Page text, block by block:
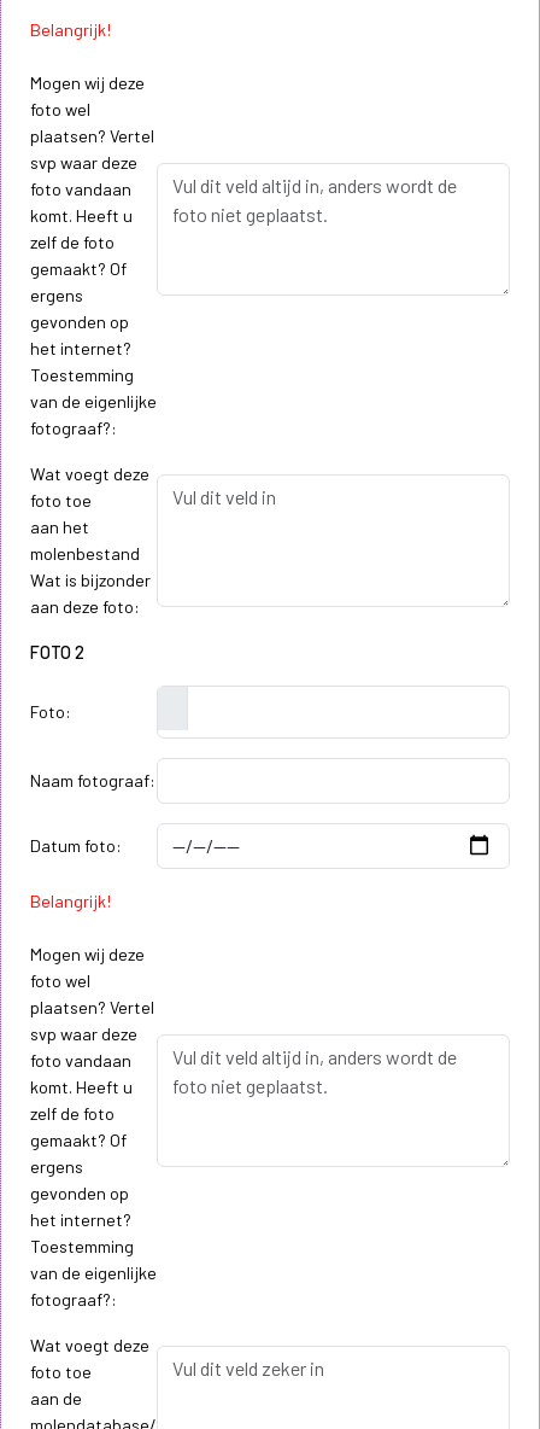
Belangrijk!
Mogen wij deze
foto wel
plaatsen? Vertel
svp waar deze
foto vandaan
komt. Heeft u
zelf de foto
gemaakt? Of
ergens
gevonden op
het internet?
Toestemming
van de eigenlijke
fotograaf?:
Wat voegt deze
foto toe
aan het
molenbestand
Wat is bijzonder
aan deze foto:
FOTO 2
Foto:
Naam fotograaf:
Datum foto:
Belangrijk!
Mogen wij deze
foto wel
plaatsen? Vertel
svp waar deze
foto vandaan
komt. Heeft u
zelf de foto
gemaakt? Of
ergens
gevonden op
het internet?
Toestemming
van de eigenlijke
fotograaf?:
Wat voegt deze
foto toe
aan de
molendatabase/